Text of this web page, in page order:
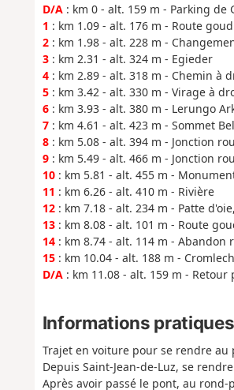
D/A: km 0 - alt. 159 m - Parking de
1 : km 1.09 - alt. 176 m - Route
2: km 1.98 - alt. 228 m -
3: km 2.31 - alt. 324 m - Egieder
4: km 2.89 - alt. 318 m - Chemin à
5: km 3.42 - alt. 330 m - Virage à
6: km 3.93 - alt. 380 m - Lerungo
7: km 4.61 - alt. 423 m - Sommet
8: km 5.08 - alt. 394 m - Jonction
9: km 5.49 - alt. 466 m - Jonction
10: km 5.81 - alt. 455 m -
11 : km 6.26 - alt. 410 m - Rivière
12: km 7.18 - alt. 234 m - Patte
13: km 8.08 - alt. 101 m - Route
14: km 8.74 - alt. 114 m - Abandon
15: km 10.04 - alt. 188 m -
D/A: km 11.08 - alt. 159 m - Retour
Informations pratiques
Trajet en voiture pour se rendre
Depuis Saint-Jean-de-Luz, se
Après avoir passé le pont, au rond-